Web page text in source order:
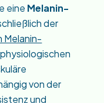
eine Melanin-
der
Melanin-
von der
und